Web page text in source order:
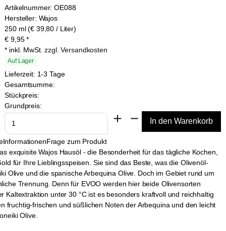
Artikelnummer: OE088
Hersteller: Wajos
250 ml (€ 39,80 / Liter)
€ 9,95 *
* inkl. MwSt.zzgl. Versandkosten
Auf Lager
Lieferzeit: 1-3 Tage
Gesamtsumme:
Stückpreis:
Grundpreis:
InformationenFrage zum Produkt
exquisite Wajos Hausöl - die Besonderheit für das tägliche Kochen,
für Ihre Lieblingsspeisen. Sie sind das Beste, was die Olivenöl-
Olive und die spanische Arbequina Olive. Doch im Gebiet rund um
Trennung. Denn für EVOO werden hier beide Olivensorten
Kaltextraktion unter 30 °C ist es besonders kraftvoll und reichhaltig
fruchtig-frischen und süßlichen Noten der Arbequina und den leicht
Olive.